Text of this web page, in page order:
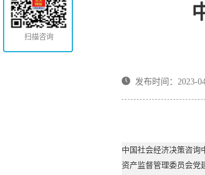
发布时间：2023-
中国社会经济决策咨询
资产监督管理委员会党
扫描咨询